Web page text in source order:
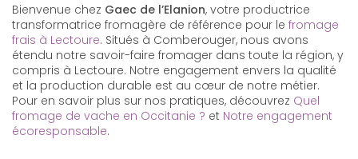
Bienvenue chez Gaec de l’Elanion, votre productrice
transformatrice fromagère de référence pour le fromage
frais à Lectoure. Situés à Comberouger, nous avons
étendu notre savoir-faire fromager dans toute la région, y
compris à Lectoure. Notre engagement envers la qualité
et la production durable est au cœur de notre métier.
Pour en savoir plus sur nos pratiques, découvrez Quel
fromage de vache en Occitanie ? et Notre engagement
écoresponsable.